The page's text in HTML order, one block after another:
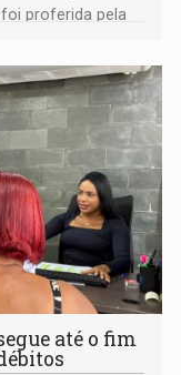
proferida pela
até o fim